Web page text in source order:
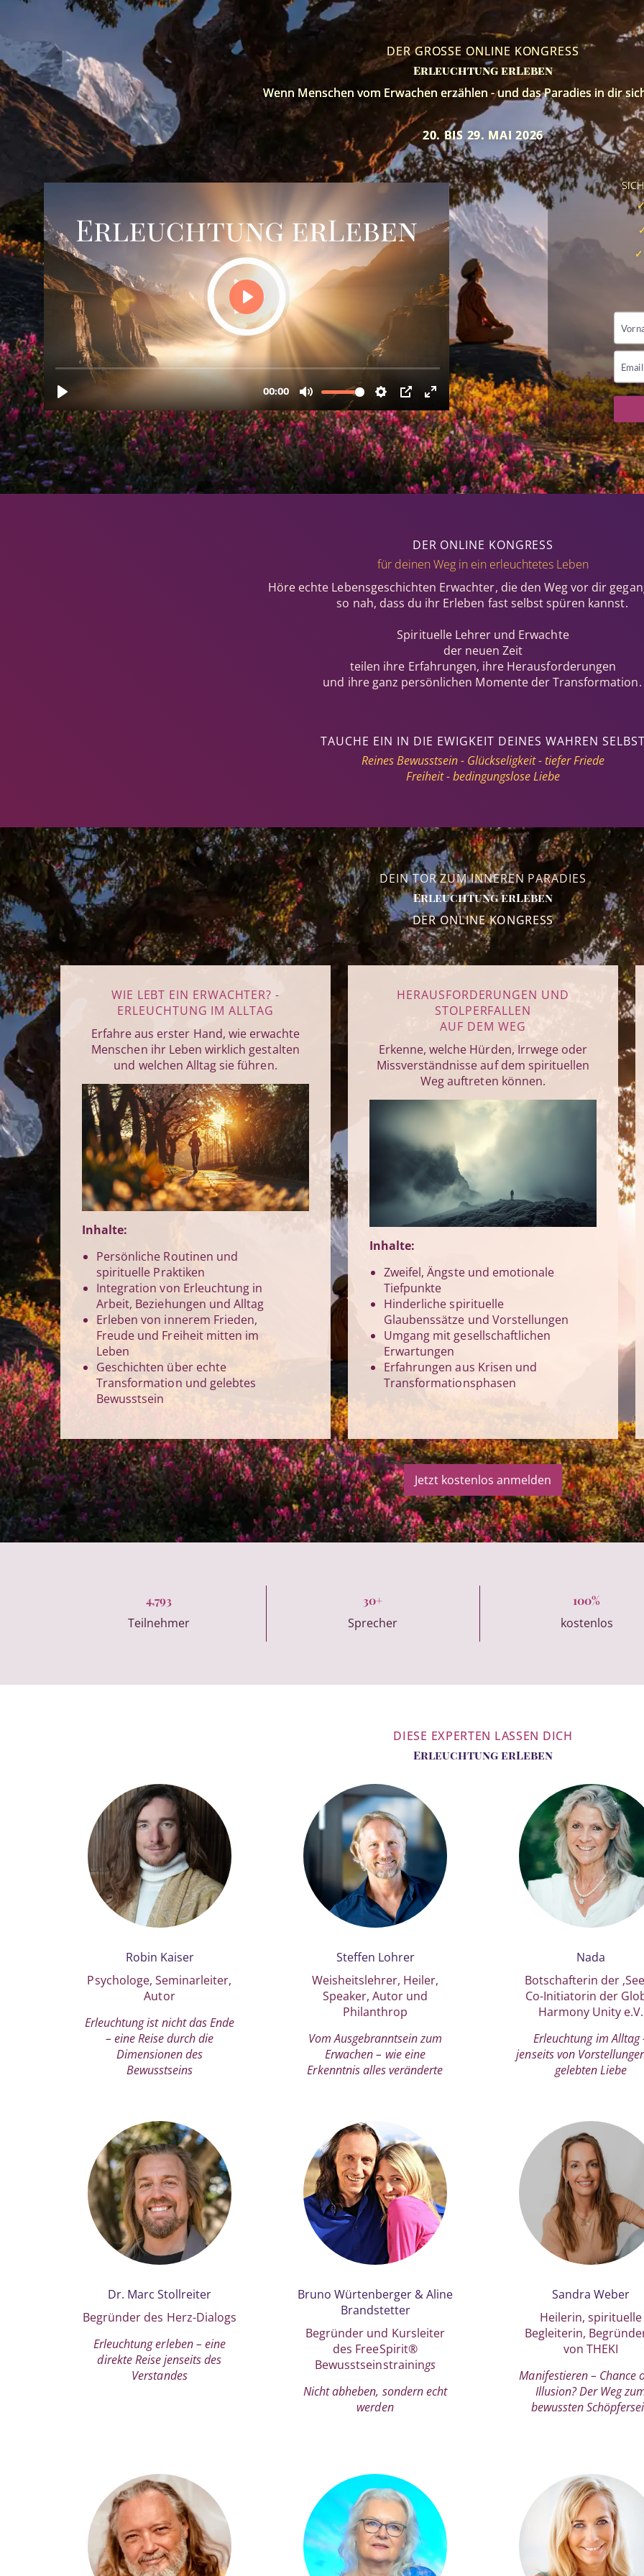
DER GROSSE ONLINE KONGRESS
Erleuchtung erLeben
Wenn Menschen vom Erwachen erzählen - und das Paradies in dir
20. BIS 29. MAI 2026
✓
DER ONLINE KONGRESS
für deinen Weg in ein erleuchtetes Leben
Höre echte Lebensgeschichten Erwachter, die den Weg vor dir
so nah, dass du ihr Erleben fast selbst spüren kannst.
Spirituelle Lehrer und Erwachte
der neuen Zeit
teilen ihre Erfahrungen, ihre Herausforderungen
und ihre ganz persönlichen Momente der Transformation.
TAUCHE EIN IN DIE EWIGKEIT DEINES WAHREN
Reines Bewusstsein - Glückseligkeit - tiefer Friede
Freiheit - bedingungslose Liebe
DEIN TOR ZUM INNEREN PARADIES
Erleuchtung erLeben
DER ONLINE KONGRESS
WIE LEBT EIN ERWACHTER? -
ERLEUCHTUNG IM ALLTAG
Erfahre aus erster Hand, wie erwachte
Menschen ihr Leben wirklich gestalten
und welchen Alltag sie führen.
Inhalte:
Persönliche Routinen und
spirituelle Praktiken
Integration von Erleuchtung in
Arbeit, Beziehungen und Alltag
Erleben von innerem Frieden,
Freude und Freiheit mitten im
Leben
Geschichten über echte
Transformation und gelebtes
Bewusstsein
HERAUSFORDER­UNGEN UND
STOLPERFALLEN
AUF DEM WEG
Erkenne, welche Hürden, Irrwege oder
Missverständnisse auf dem spirituellen
Weg auftreten können.
Inhalte:
Zweifel, Ängste und emotionale
Tiefpunkte
Hinderliche spirituelle
Glaubenssätze und Vorstellungen
Umgang mit gesellschaftlichen
Erwartungen
Erfahrungen aus Krisen und
Transformationsphasen
Jetzt kostenlos anmelden
4,793
Teilnehmer
30+
Sprecher
100%
kostenlos
DIESE EXPERTEN LASSEN DICH
Erleuchtung erLeben
Robin Kaiser
Psychologe, Seminarleiter,
Autor
Erleuchtung ist nicht das Ende
– eine Reise durch die
Dimensionen des
Bewusstseins
Steffen Lohrer
Weisheitslehrer, Heiler,
Speaker, Autor und
Philanthrop
Vom Ausgebranntsein zum
Erwachen – wie eine
Erkenntnis alles veränderte
Nada
Botschafterin der
Co-Initiatorin der
Harmony Unity e.V.
Erleuchtung im Alltag
jenseits von
gelebten Liebe
Dr. Marc Stollreiter
Begründer des Herz-Dialogs
Erleuchtung erleben – eine
direkte Reise jenseits des
Verstandes
Bruno Würtenberger & Aline
Brandstetter
Begründer und Kursleiter
des FreeSpirit®
Bewusstseinstrainings
Nicht abheben, sondern echt
werden
Sandra Weber
Heilerin, spirituelle
Begleiterin,
von THEKI
Manifestieren – Chance
Illusion? Der Weg
bewussten